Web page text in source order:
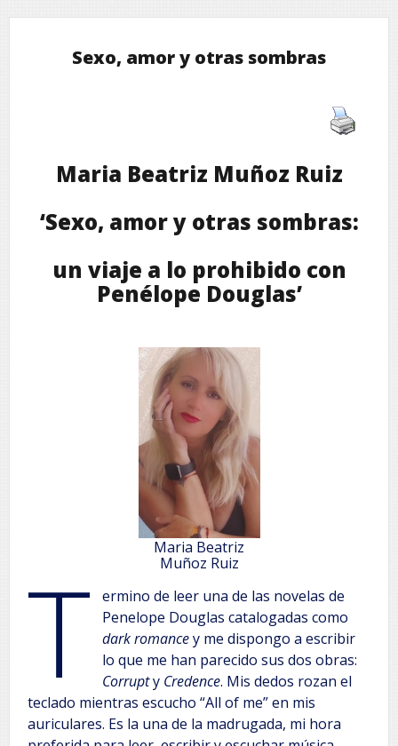
Sexo, amor y otras sombras
Maria Beatriz Muñoz Ruiz
‘Sexo, amor y otras sombras:
un viaje a lo prohibido con
Penélope Douglas’
Maria Beatriz
Muñoz Ruiz
T
ermino de leer una de las novelas de
Penelope Douglas catalogadas como
dark romancey me dispongo a escribir
lo que me han parecido sus dos obras:
Corrupty Credence. Mis dedos rozan el
teclado mientras escucho “All of me” en mis
auriculares. Es la una de la madrugada, mi hora